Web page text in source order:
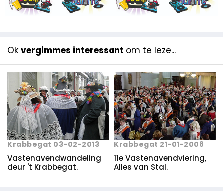
Ok vergimmes interessant om te leze...
Krabbegat 03-02-2013
Vastenavendwandeling
deur 't Krabbegat.
Krabbegat 21-01-2008
11e Vastenavendviering,
Alles van Stal.